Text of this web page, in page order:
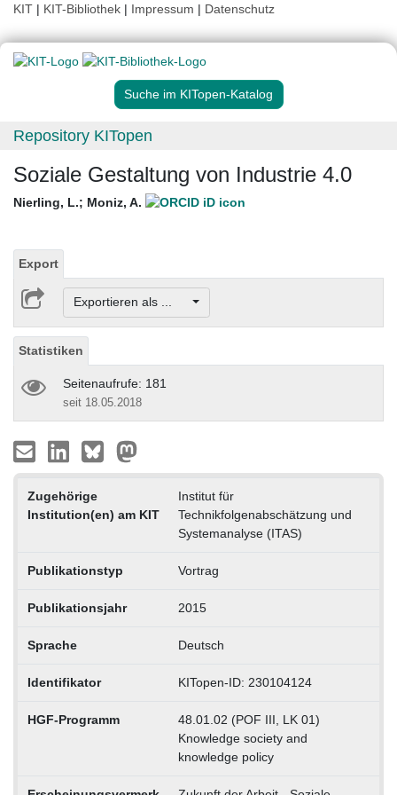
KIT | KIT-Bibliothek | Impressum | Datenschutz
Suche im KITopen-Katalog
Repository KITopen
Soziale Gestaltung von Industrie 4.0
Nierling, L.; Moniz, A.
Export
Exportieren als ...
Statistiken
Seitenaufrufe: 181
seit 18.05.2018
Zugehörige
Institution(en) am KIT
Institut für
Technikfolgenabschätzung und
Systemanalyse (ITAS)
Publikationstyp Vortrag
Publikationsjahr 2015
Sprache Deutsch
Identifikator KITopen-ID: 230104124
HGF-Programm
48.01.02 (POF III, LK 01)
Knowledge society and
knowledge policy